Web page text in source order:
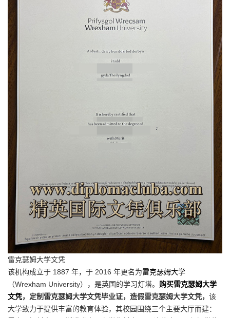
雷克瑟姆大学文凭
该机构成立于 1887 年，于 2016 年更名为雷克瑟姆大学
（Wrexham University），是英国的学习灯塔。 购买雷克瑟姆大学
文凭，定制雷克瑟姆大学文凭毕业证，造假雷克瑟姆大学文凭， 该
大学致力于提供丰富的教育体验，其校园围绕三个主要大厅而建：